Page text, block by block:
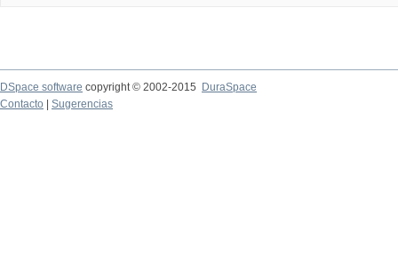
DSpace software copyright © 2002-2015
DuraSpace
Contacto
Sugerencias